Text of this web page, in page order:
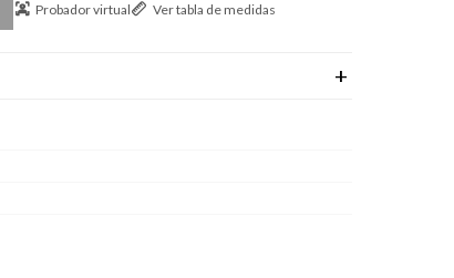
Probador virtual Ver tabla de medidas